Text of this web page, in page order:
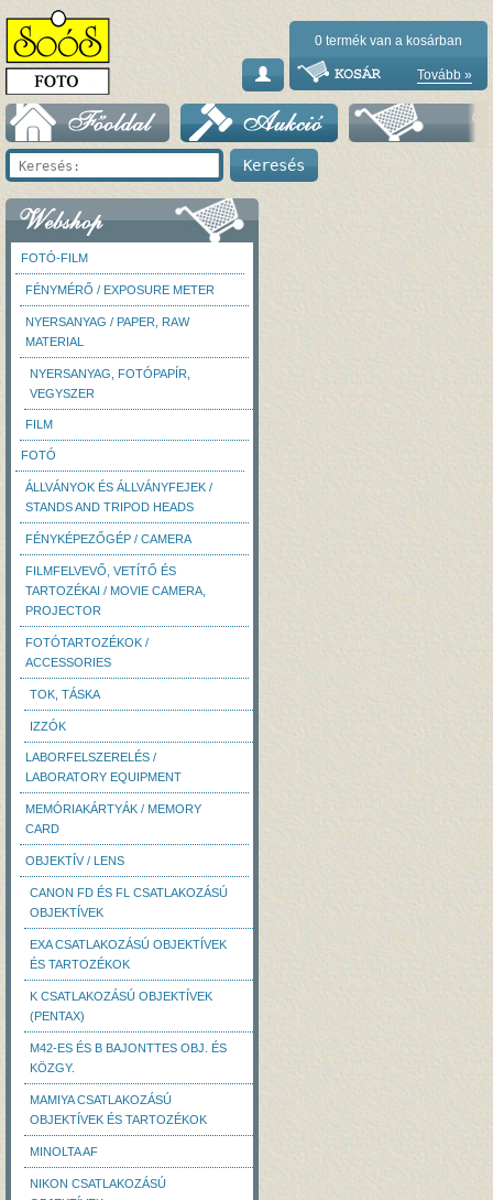
0 termék van a kosárban
Tovább »
FOTÓ-FILM
FÉNYMÉRŐ / EXPOSURE METER
NYERSANYAG / PAPER, RAW
MATERIAL
NYERSANYAG, FOTÓPAPÍR,
VEGYSZER
FILM
FOTÓ
ÁLLVÁNYOK ÉS ÁLLVÁNYFEJEK /
STANDS AND TRIPOD HEADS
FÉNYKÉPEZŐGÉP / CAMERA
FILMFELVEVŐ, VETÍTŐ ÉS
TARTOZÉKAI / MOVIE CAMERA,
PROJECTOR
FOTÓTARTOZÉKOK /
ACCESSORIES
TOK, TÁSKA
IZZÓK
LABORFELSZERELÉS /
LABORATORY EQUIPMENT
MEMÓRIAKÁRTYÁK / MEMORY
CARD
OBJEKTÍV / LENS
CANON FD ÉS FL CSATLAKOZÁSÚ
OBJEKTÍVEK
EXA CSATLAKOZÁSÚ OBJEKTÍVEK
ÉS TARTOZÉKOK
K CSATLAKOZÁSÚ OBJEKTÍVEK
(PENTAX)
M42-ES ÉS B BAJONTTES OBJ. ÉS
KÖZGY.
MAMIYA CSATLAKOZÁSÚ
OBJEKTÍVEK ÉS TARTOZÉKOK
MINOLTA AF
NIKON CSATLAKOZÁSÚ